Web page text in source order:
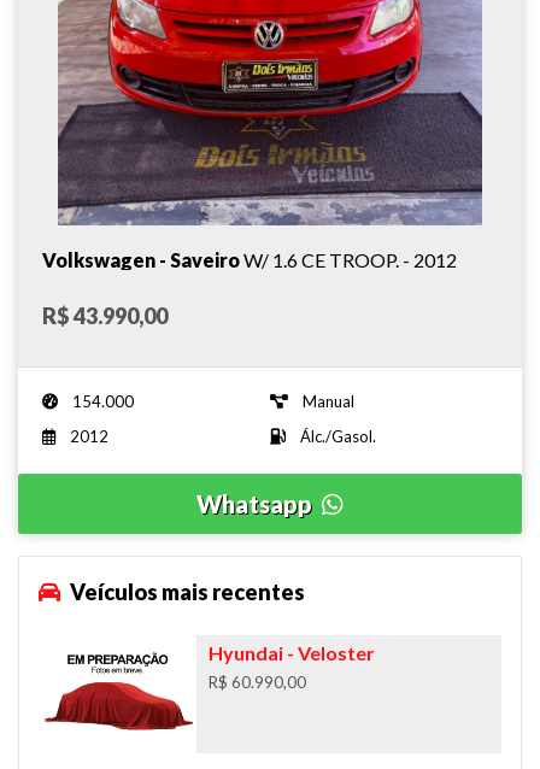
Volkswagen - SaveiroW/ 1.6 CE TROOP. - 2012
R$ 43.990,00
154.000
Manual
2012
Álc./Gasol.
Whatsapp
Veículos mais recentes
Hyundai- Veloster
R$ 60.990,00